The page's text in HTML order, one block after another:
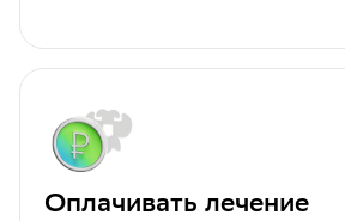
Оплачивать лечение